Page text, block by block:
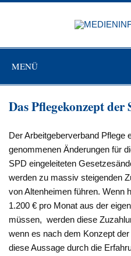
Zum
MENÜ
Das Pflegekonzept der
Der Arbeitgeberverband Pflege
genommenen Änderungen für
SPD eingeleiteten
werden zu massiv steigenden
von Altenheimen führen. Wenn
1.200 € pro Monat aus der
müssen, werden diese
wenn es nach dem Konzept
diese Aussage durch die